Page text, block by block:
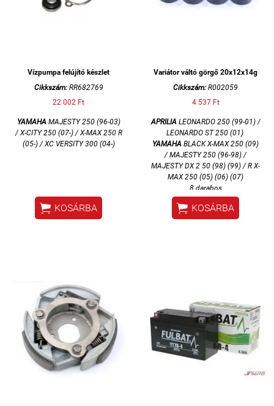
Vízpumpa felújító készlet
Cikkszám:RR682769
22 002 Ft
YAMAHA MAJESTY 250 (96-03)
/X-CITY 250 (07-) / X-MAX 250 R
(05-) / XC VERSITY 300 (04-)
 KOSÁRBA
Variátor váltó görgő 20x12x14g
Cikkszám: R002059
4 537 Ft
APRILIA LEONARDO 250 (99-01) /
LEONARDO ST 250 (01)
YAMAHA BLACK X-MAX 250 (09)
/ MAJESTY 250 (96-98) /
MAJESTY DX 2 50 (98) (99) / R X-
MAX 250 (05) (06) (07)
8 darabos
 KOSÁRBA